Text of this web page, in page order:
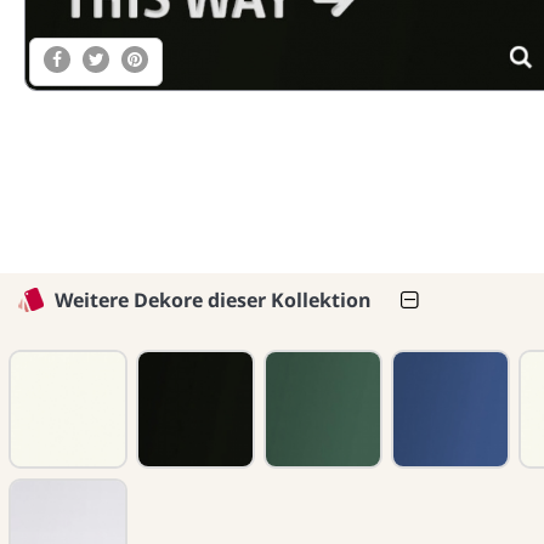
Weitere Dekore dieser Kollektion